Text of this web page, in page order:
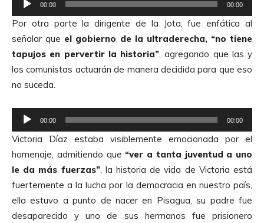
r
d
e
A
u
e
p
r
o
d
u
c
o
r
d
e
A
u
00:00 00:00
Por otra parte la dirigente de la Jota, fue enfática al
señalar que el gobierno de la ultraderecha, “no tiene
tapujos en pervertir la historia” , agregando que las y
los comunistas actuarán de manera decidida para que eso
no suceda.
e
p
r
o
d
u
00:00 00:00
Victoria Díaz estaba visiblemente emocionada por el
homenaje, admitiendo que “ver a tanta juventud a uno
le da más fuerzas”, la historia de vida de Victoria está
fuertemente a la lucha por la democracia en nuestro país,
ella estuvo a punto de nacer en Pisagua, su padre fue
desaparecido y uno de sus hermanos fue prisionero